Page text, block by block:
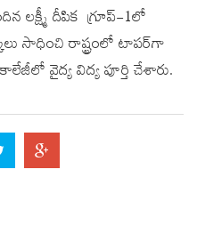
లక్ష్మీ దీపిక గ్రూప్-1లో
సాధించి రాష్ట్రంలో టాపర్‌గా
వైద్య విద్య పూర్తి చేశారు.